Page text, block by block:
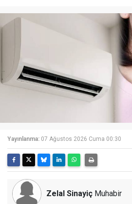
Yayınlanma: 07 Ağustos 2026 Cuma 00:30
Zelal Sinayiç Muhabir